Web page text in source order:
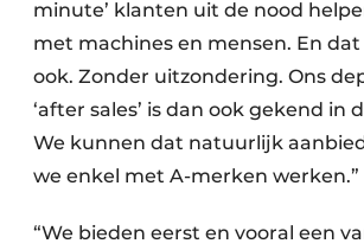
minute’ klanten uit de nood
met machines en mensen. En
ook. Zonder uitzondering. Ons
‘after sales’ is dan ook gekend in
We kunnen dat natuurlijk
we enkel met A-merken werken.”
“We bieden eerst en vooral een